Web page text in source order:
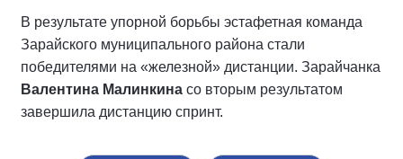
В результате упорной борьбы эстафетная команда
Зарайского муниципального района стали
победителями на «железной» дистанции. Зарайчанка
Валентина Малинкина со вторым результатом
завершила дистанцию спринт.